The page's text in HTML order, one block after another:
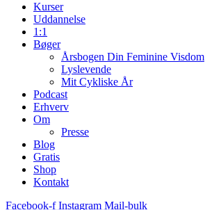
Kurser
Uddannelse
1:1
Bøger
Årsbogen Din Feminine Visdom
Lyslevende
Mit Cykliske År
Podcast
Erhverv
Om
Presse
Blog
Gratis
Shop
Kontakt
Facebook-f Instagram Mail-bulk